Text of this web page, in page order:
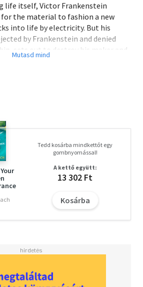
life itself, Victor Frankenstein
for the material to fashion a new
into life by electricity. But his
by Frankenstein and denied
sets out to destroy his maker and
by Lord Byron and 'The
Polidori, as well as an
by Maurice Hindle.
Tedd kosárba mindkettőt egy
gombnyomással!
A kettő együtt:
13 302 Ft
Kosárba